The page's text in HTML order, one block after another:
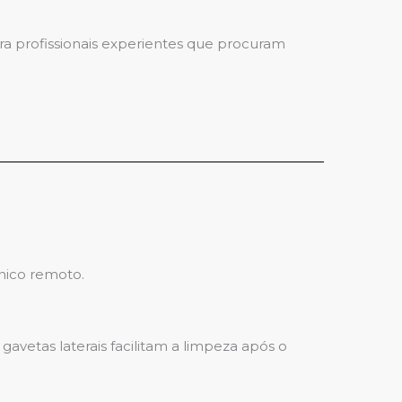
profissionais experientes que procuram
remoto.
laterais facilitam a limpeza após o